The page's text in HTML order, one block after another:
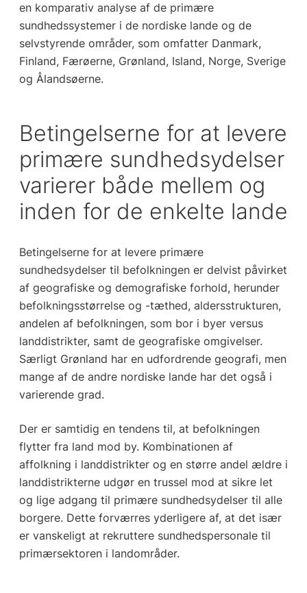
en komparativ analyse af de primære
sundhedssystemer i de nordiske lande og de
selvstyrende områder, som omfatter Danmark,
Finland, Færøerne, Grønland, Island, Norge, Sverige
og Ålandsøerne.
Betingelserne for at levere
primære sundhedsydelser
varierer både mellem og
inden for de enkelte lande
Betingelserne for at levere primære
sundhedsydelser til befolkningen er delvist påvirket
af geografiske og demografiske forhold, herunder
befolkningsstørrelse og -tæthed, aldersstrukturen,
andelen af befolkningen, som bor i byer versus
landdistrikter, samt de geografiske omgivelser.
Særligt Grønland har en udfordrende geografi, men
mange af de andre nordiske lande har det også i
varierende grad.
Der er samtidig en tendens til, at befolkningen
flytter fra land mod by. Kombinationen af
affolkning i landdistrikter og en større andel ældre i
landdistrikterne udgør en trussel mod at sikre let
og lige adgang til primære sundhedsydelser til alle
borgere. Dette forværres yderligere af, at det især
er vanskeligt at rekruttere sundhedspersonale til
primærsektoren i landområder.